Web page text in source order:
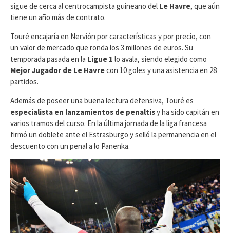
sigue de cerca al centrocampista guineano del Le Havre, que aún
tiene un año más de contrato.
Touré encajaría en Nervión por características y por precio, con
un valor de mercado que ronda los 3 millones de euros. Su
temporada pasada en la Ligue 1 lo avala, siendo elegido como
Mejor Jugador de Le Havrecon 10 goles y una asistencia en 28
partidos.
Además de poseer una buena lectura defensiva, Touré es
especialista en lanzamientos de penaltisy ha sido capitán en
varios tramos del curso. En la última jornada de la liga francesa
firmó un doblete ante el Estrasburgo y selló la permanencia en el
descuento con un penal a lo Panenka.